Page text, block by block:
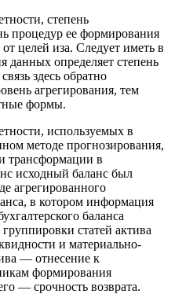
степень
процедур ее формирования
целей иза. Следует иметь в
данных определяет степень
здесь обратно
агрегирования, тем
формы.
используемых в
методе прогнозирования,
трансформации в
исходный баланс был
агрегированного
в котором информация
баланса
статей актива
и материально-
— отнесение к
формирования
— срочность возврата.